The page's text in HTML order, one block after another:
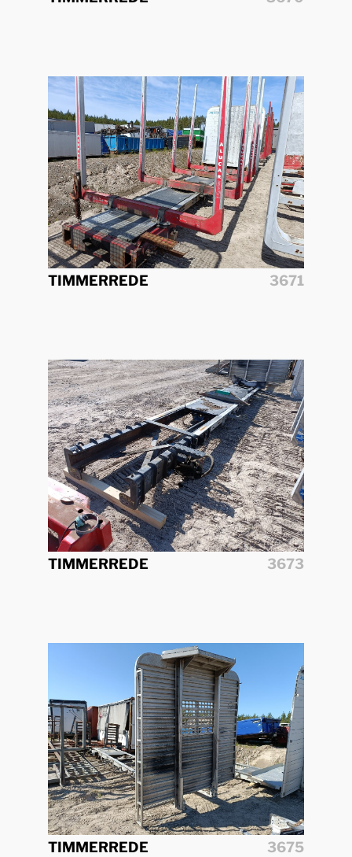
TIMMERREDE 3671
TIMMERREDE 3673
TIMMERREDE 3675